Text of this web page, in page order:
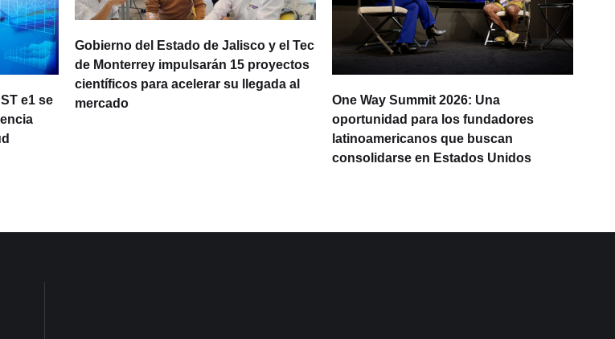
e1 se
Gobierno del Estado de Jalisco y el Tec
de Monterrey impulsarán 15 proyectos
científicos para acelerar su llegada al
mercado
One Way Summit 2026: Una
oportunidad para los fundadores
latinoamericanos que buscan
consolidarse en Estados Unidos